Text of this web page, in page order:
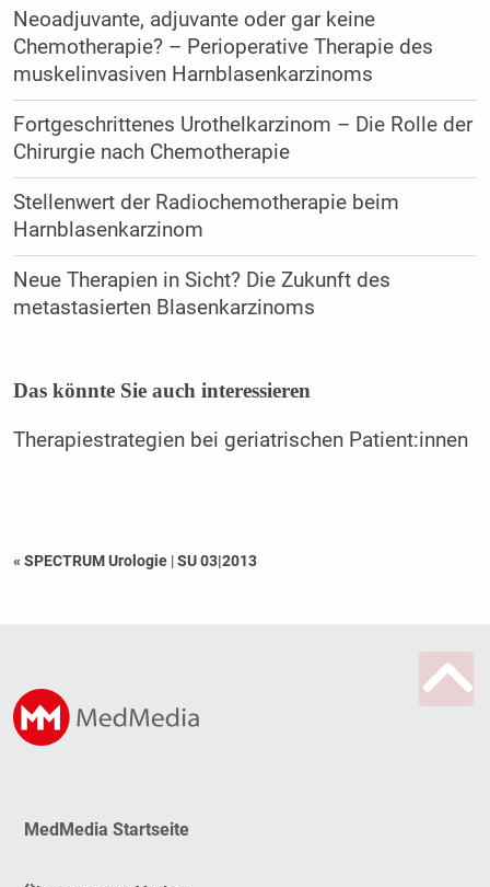
Neoadjuvante, adjuvante oder gar keine
Chemotherapie? – Perioperative Therapie des
muskelinvasiven Harnblasenkarzinoms
Fortgeschrittenes Urothelkarzinom – Die Rolle der
Chirurgie nach Chemotherapie
Stellenwert der Radiochemotherapie beim
Harnblasenkarzinom
Neue Therapien in Sicht? Die Zukunft des
metastasierten Blasenkarzinoms
Das könnte Sie auch interessieren
Therapiestrategien bei geriatrischen Patient:innen
« SPECTRUM Urologie |SU 03|2013
MedMedia Startseite